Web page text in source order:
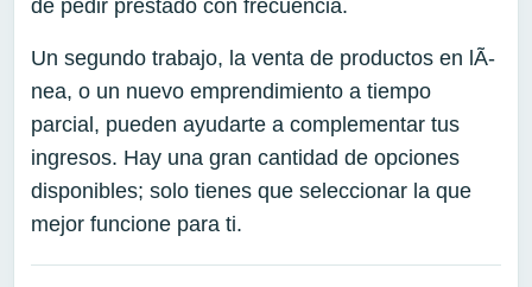
de pedir prestado con frecuencia.
Un segundo trabajo, la venta de productos en lÃ­
nea, o un nuevo emprendimiento a tiempo
parcial, pueden ayudarte a complementar tus
ingresos. Hay una gran cantidad de opciones
disponibles; solo tienes que seleccionar la que
mejor funcione para ti.